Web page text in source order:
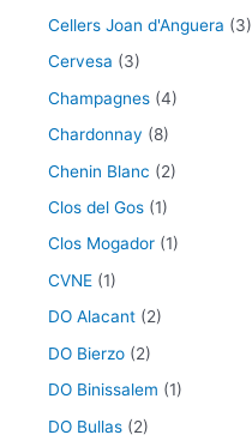
Cellers Joan d'Anguera (3)
Cervesa (3)
Champagnes (4)
Chardonnay (8)
Chenin Blanc (2)
Clos del Gos (1)
Clos Mogador (1)
CVNE (1)
DO Alacant (2)
DO Bierzo (2)
DO Binissalem (1)
DO Bullas (2)